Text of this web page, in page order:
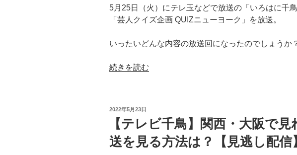
福
井
高
幸
盛
田
悠
せ
通
は？
イ
ー
ー
ク】”
5月25日（火）にテレ玉などで放送の「いろはに千鳥
「芸人クイズ企画 QUIZニューヨーク」を放送。
いったいどんな内容の放送回になったのでしょうか
“【い
鳥】
「ク
イ
続きを読む
投
2022年5月23日
【テレビ千鳥】関西・大阪で
送を見る方法は？【見逃し配信】